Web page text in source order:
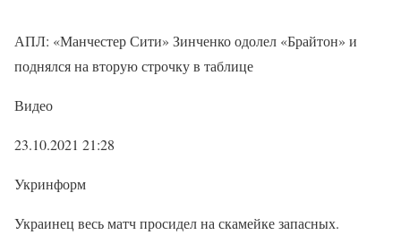
АПЛ: «Манчестер Сити» Зинченко одолел «Брайтон» и
поднялся на вторую строчку в таблице
Видео
23.10.2021 21:28
Укринформ
Украинец весь матч просидел на скамейке запасных.